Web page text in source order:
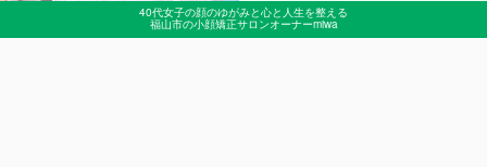
40代女子の顔のゆがみと心と人生を整える
福山市の小顔矯正サロンオーナーmiwa